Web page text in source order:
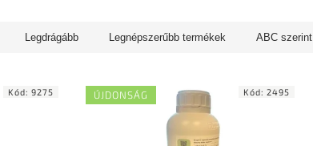
Legdrágább Legnépszerűbb termékek ABC szerint
Kód:9275 ÚJDONSÁG Kód:2495